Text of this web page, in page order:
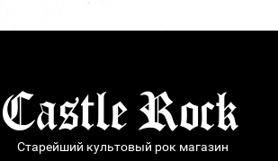
Старейший культовый рок магазин